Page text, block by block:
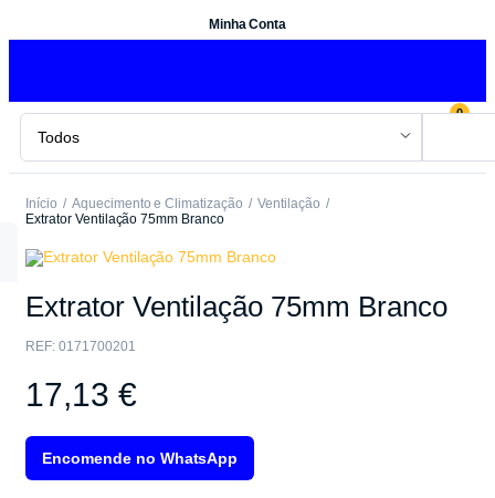
Minha Conta
0
Início Aquecimento e Climatização
Ventilação
Extrator Ventilação 75mm Branco
Extrator Ventilação 75mm Branco
REF: 0171700201
17,13 €
Encomende no WhatsApp